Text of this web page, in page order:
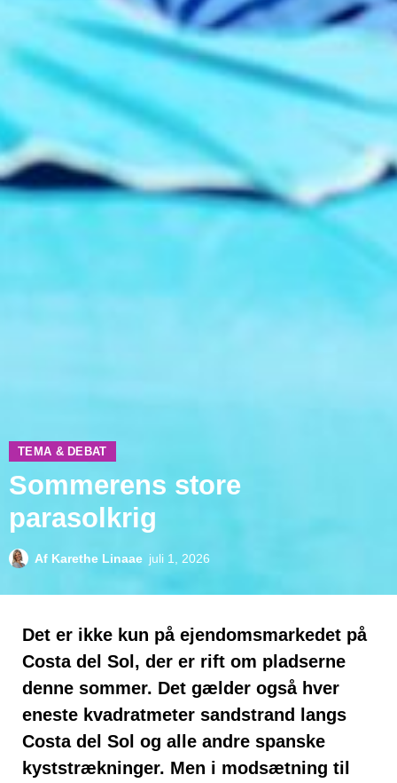
TEMA & DEBAT
Sommerens store
parasolkrig
Af Karethe Linaae juli 1, 2026
Det er ikke kun på ejendomsmarkedet på
Costa del Sol, der er rift om pladserne
denne sommer. Det gælder også hver
eneste kvadratmeter sandstrand langs
Costa del Sol og alle andre spanske
kyststrækninger. Men i modsætning til